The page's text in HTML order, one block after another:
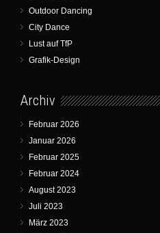
Outdoor Dancing
City Dance
Lust auf TfP
Grafik-Design
Archiv
Februar 2026
Januar 2026
Februar 2025
Februar 2024
August 2023
Juli 2023
März 2023